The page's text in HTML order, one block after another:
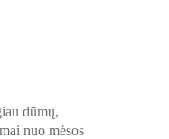
dūmų,
nuo mėsos